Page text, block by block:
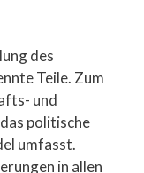
des
Teile. Zum
und
politische
umfasst.
in allen